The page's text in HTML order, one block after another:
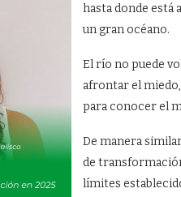
hasta donde está
un gran océano.
El río no puede
afrontar el
para conocer el
De manera
de
límites